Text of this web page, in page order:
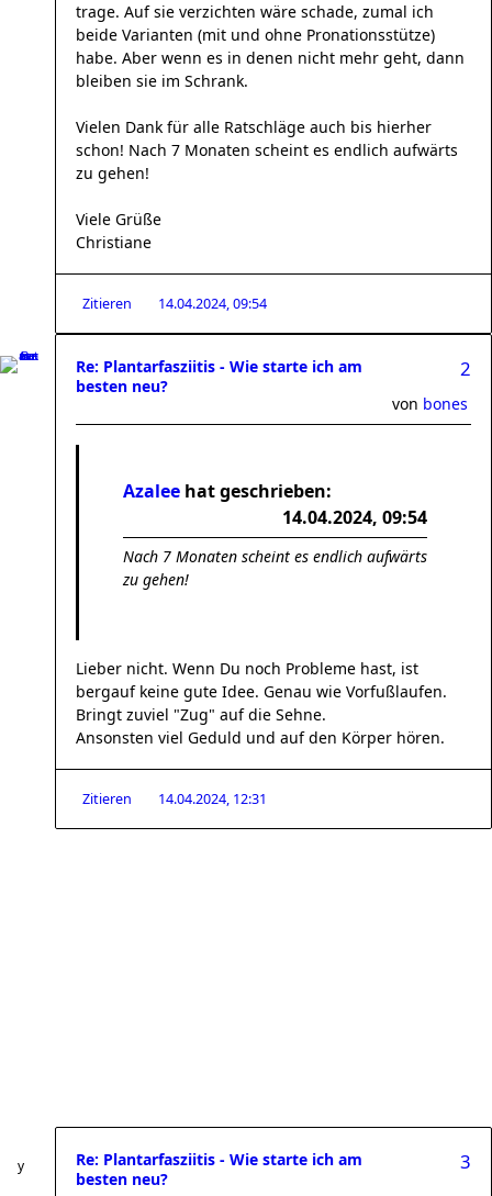
trage. Auf sie verzichten wäre schade, zumal ich
beide Varianten (mit und ohne Pronationsstütze)
habe. Aber wenn es in denen nicht mehr geht, dann
bleiben sie im Schrank.
Vielen Dank für alle Ratschläge auch bis hierher
schon! Nach 7 Monaten scheint es endlich aufwärts
zu gehen!
Viele Grüße
Christiane
Zitieren 14.04.2024, 09:54
Re: Plantarfasziitis - Wie starte ich am
besten neu?
2
von bones
Azalee hat geschrieben:
14.04.2024, 09:54
Nach 7 Monaten scheint es endlich aufwärts
zu gehen!
Lieber nicht. Wenn Du noch Probleme hast, ist
bergauf keine gute Idee. Genau wie Vorfußlaufen.
Bringt zuviel "Zug" auf die Sehne.
Ansonsten viel Geduld und auf den Körper hören.
Zitieren 14.04.2024, 12:31
Re: Plantarfasziitis - Wie starte ich am
besten neu?
3